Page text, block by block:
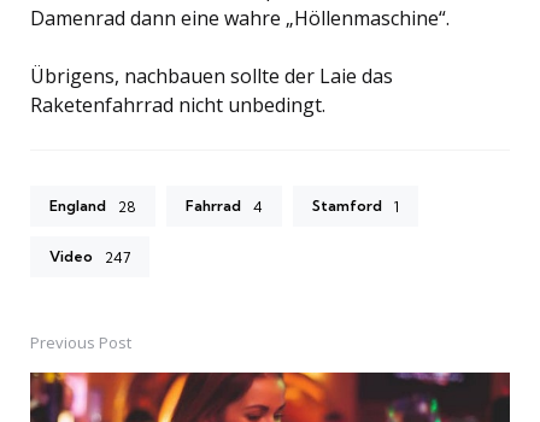
Damenrad dann eine wahre „Höllenmaschine“.
Übrigens, nachbauen sollte der Laie das
Raketenfahrrad nicht unbedingt.
England 28 Fahrrad 4 Stamford 1
Video 247
Post
navigation
Previous Post